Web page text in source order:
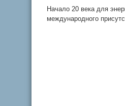
Начало 20 века для
международного